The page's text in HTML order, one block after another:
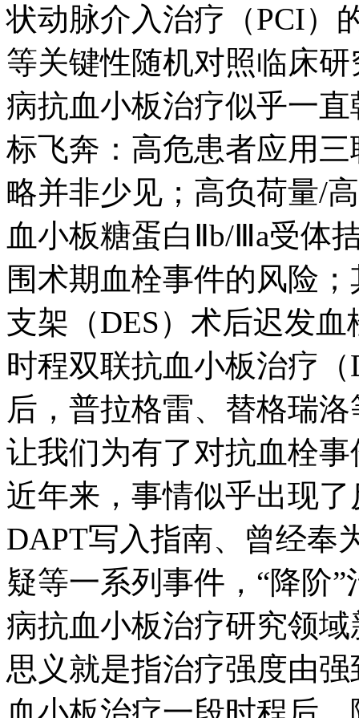
状动脉介入治疗（PCI）
等关键性随机对照临床
病抗血小板治疗似乎一
标飞奔：高危患者应用
略并非少见；高负荷量/
血小板糖蛋白Ⅱb/Ⅲa受体
围术期血栓事件的风险
支架（DES）术后迟发
时程双联抗血小板治疗
后，普拉格雷、替格瑞
让我们为有了对抗血栓
近年来，事情似乎出现
DAPT写入指南、曾经奉
疑等一系列事件，“降阶
病抗血小板治疗研究领
思义就是指治疗强度由